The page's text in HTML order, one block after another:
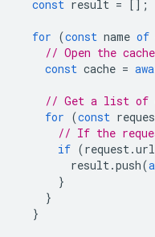
const result = [];
for (const name of
// Open the cache
const cache =
// Get a list of
for (const
// If the
if (request.url
result.push(
}
}
}